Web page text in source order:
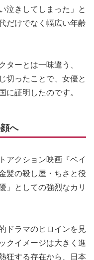
泣きしてしまった」と
だけでなく幅広い年齢
ターとは一味違う、
切ったことで、女優と
に証明したのです。
へ
アクション映画『ベイ
髪の殺し屋・ちさと役
」としての強烈なカリ
ドラマのヒロインを見
クイメージは大きく進
狂する存在から、日本